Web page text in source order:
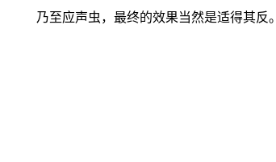
乃至应声虫，最终的效果当然是适得其反。